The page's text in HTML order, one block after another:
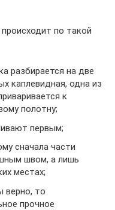
по такой
разбирается на две
каплевидная, одна из
к
полотну;
первым;
сначала части
швом, а лишь
местах;
верно, то
прочное